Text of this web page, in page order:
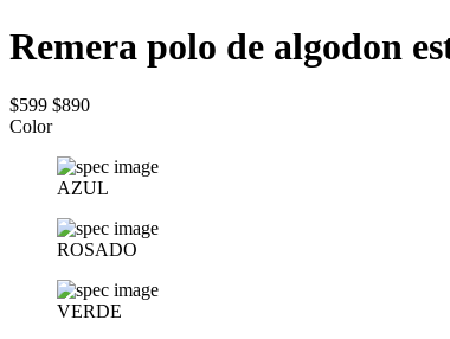
Remera polo de algodon
$599 $890
Color
AZUL
ROSADO
VERDE